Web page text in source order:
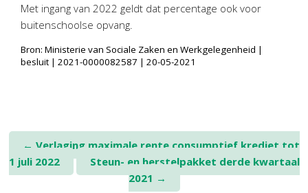
Nextens-Accorderen aangiften
Met ingang van 2022 geldt dat percentage ook voor
buitenschoolse opvang.
Bron: Ministerie van Sociale Zaken en Werkgelegenheid |
besluit | 2021-0000082587 | 20-05-2021
Post
navigation
← Verlaging maximale rente consumptief krediet tot
1 juli 2022
Steun- en herstelpakket derde kwartaal
2021 →